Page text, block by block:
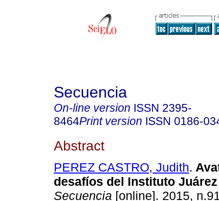
Secuencia
On-line version ISSN 2395-
8464Print version ISSN 0186-
Abstract
PEREZ CASTRO, Judith.
desafíos del Instituto
Secuencia [online]. 2015,